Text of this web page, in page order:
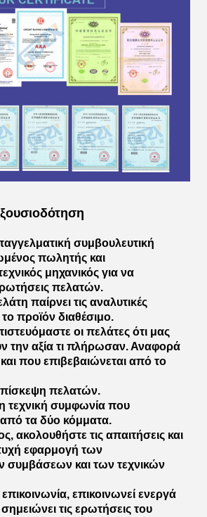
συμβουλευτική
πωλητής και
μηχανικός για να
πελατών.
παίρνει τις αναλυτικές
προϊόν διαθέσιμο.
οι πελάτες ότι μας
την αξία τι πλήρωσαν. Αναφορά
που επιβεβαιώνεται από το
πελατών.
τεχνική συμφωνία που
τα δύο κόμματα.
ακολουθήστε τις απαιτήσεις και
εφαρμογή των
συμβάσεων και των τεχνικών
επικοινωνεί ενεργά
τις ερωτήσεις του